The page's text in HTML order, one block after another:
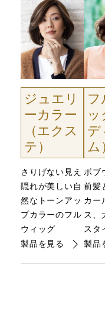
ジュエリ
ーカラー
（エクス
テ）
さりげない見え
隠れが美しい自
然なトーンアッ
プカラーのフル
ウィッグ
製品を見る
フ
ッ
デ
ム
ボブ
前髪
カー
ス、
スタ
製品